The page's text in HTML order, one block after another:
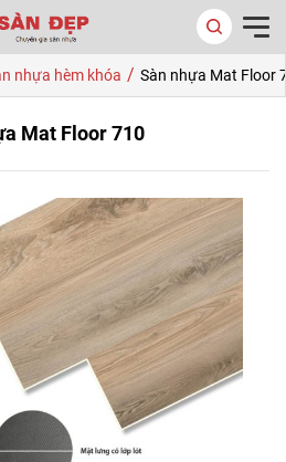
nhựa hèm khóa / Sàn nhựa Mat Floor
Mat Floor 710